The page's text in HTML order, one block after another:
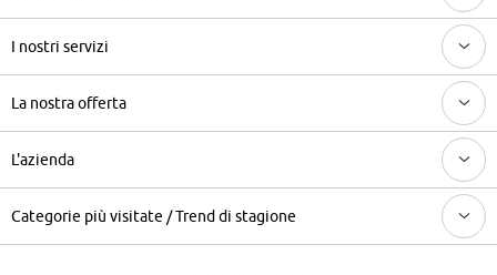
I nostri servizi
La nostra offerta
L'azienda
Categorie più visitate / Trend di stagione